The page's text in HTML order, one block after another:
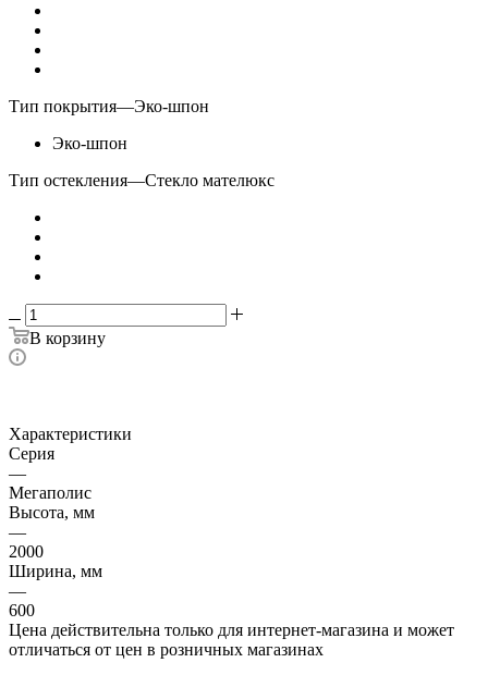
Тип покрытия—Эко-шпон
Эко-шпон
Тип остекления—Стекло мателюкс
В корзину
Характеристики
Серия
—
Мегаполис
Высота, мм
—
2000
Ширина, мм
—
600
Цена действительна только для интернет-магазина и может
отличаться от цен в розничных магазинах